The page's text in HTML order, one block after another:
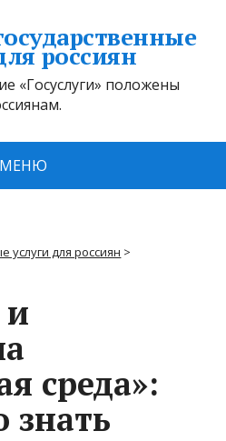
россиян
«Госуслуги» положены
МЕНЮ
для россиян >
и
среда»:
знать